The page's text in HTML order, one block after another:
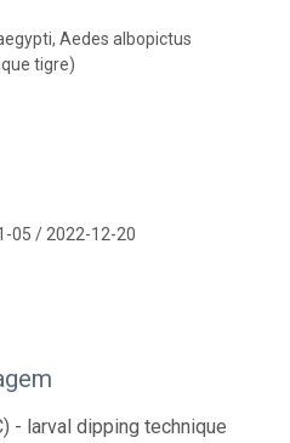
Aedes albopictus
tigre)
05 / 2022-12-20
- larval dipping technique